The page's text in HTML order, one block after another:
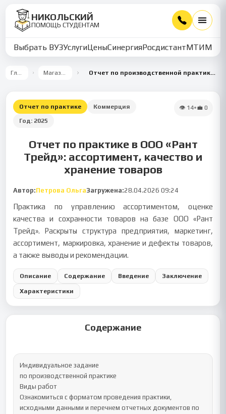
НИКОЛЬСКИЙ
ПОМОЩЬ СТУДЕНТАМ
Выбрать ВУЗУслугиЦеныСинергияРосдистантМТИММУ
Главная Магазин работ Отчет по производственной практике по ПМ.03 в ООО «Рант Трейд»
Отчет по практике
Коммерция
Год: 2025
👁 14•💼 0
Отчет по практике в ООО «Рант
Трейд»: ассортимент, качество и
хранение товаров
Автор:Петрова ОльгаЗагружена:28.04.2026 09:24
Практика по управлению ассортиментом, оценке
качества и сохранности товаров на базе ООО «Рант
Трейд». Раскрыты структура предприятия, маркетинг,
ассортимент, маркировка, хранение и дефекты товаров,
а также выводы и рекомендации.
Описание Содержание Введение Заключение
Характеристики
Содержание
Индивидуальное задание
по производственной практике
Виды работ
Ознакомиться с форматом проведения практики,
исходными данными и перечнем отчетных документов по